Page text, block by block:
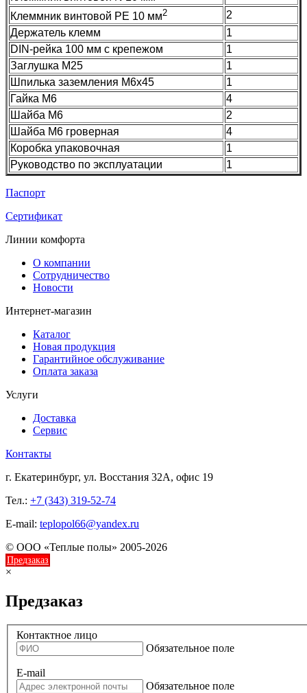
Клеммник винтовой PE 10 мм2
2
Держатель клемм
1
DIN-рейка 100 мм с крепежом
1
Заглушка М25
1
Шпилька заземления М6х45
1
Гайка М6
4
Шайба М6
2
Шайба М6 гроверная
4
Коробка упаковочная
1
Руководство по эксплуатации
1
Паспорт
Сертификат
Линии комфорта
О компании
Сотрудничество
Новости
Интернет-магазин
Каталог
Новая продукция
Гарантийное обслуживание
Оплата заказа
Услуги
Доставка
Сервис
Контакты
г. Екатеринбург, ул. Восстания 32А, офис 19
Тел.: +7 (343) 319-52-74
E-mail: teplopol66@yandex.ru
© ООО «Теплые полы» 2005-2026
Предзаказ
×
Предзаказ
Контактное лицо
Обязательное поле
E-mail
Обязательное поле